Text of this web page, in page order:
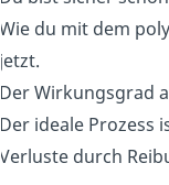
Wie du mit dem
jetzt.
Der Wirkungsgrad
Der ideale Prozess
Verluste durch